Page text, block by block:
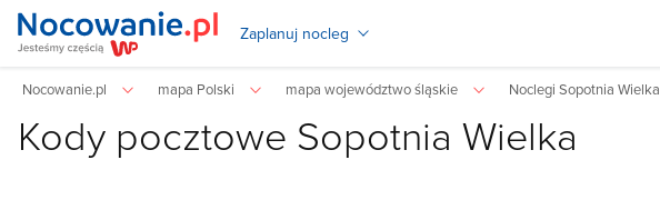
Zaplanuj nocleg
Nocowanie.pl mapa Polski mapa województwo śląskie Noclegi Sopotnia Wielka
Kody pocztowe Sopotnia Wielka